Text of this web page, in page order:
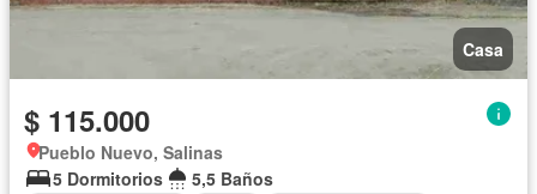
Casa
$ 115.000
Pueblo Nuevo, Salinas
5 Dormitorios
5,5 Baños